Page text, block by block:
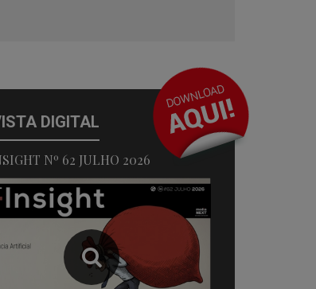
DIGITAL
Nº 62 JULHO 2026